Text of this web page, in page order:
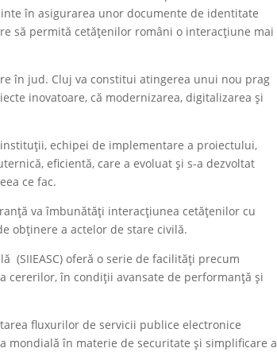
în asigurarea unor documente de identitate
să permită cetățenilor români o interacțiune mai
în jud. Cluj va constitui atingerea unui nou prag
inovatoare, că modernizarea, digitalizarea și
echipei de implementare a proiectului,
eficientă, care a evoluat și s-a dezvoltat
ce fac.
va îmbunătăți interacțiunea cetățenilor cu
obținere a actelor de stare civilă.
(SIIEASC) oferă o serie de facilități precum
în condiții avansate de performanță și
fluxurilor de servicii publice electronice
mondială în materie de securitate și simplificare a